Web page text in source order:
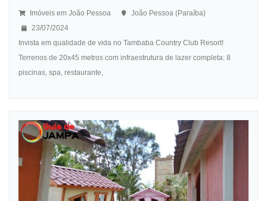
Imóveis em João Pessoa
João Pessoa (Paraíba)
23/07/2024
Invista em qualidade de vida no Tambaba Country Club Resort!
Terrenos de 20x45 metros com infraestrutura de lazer completa: 8
piscinas, spa, restaurante,